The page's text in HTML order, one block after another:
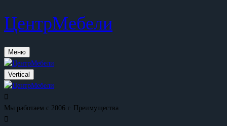
ЦентрМебели
Меню
Vertical
Мы работаем с 2006 г. Преимущества